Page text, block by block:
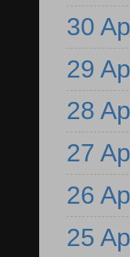
30
29
28
27
26
25